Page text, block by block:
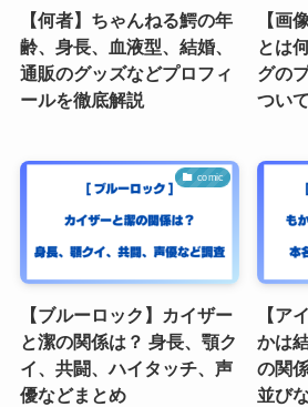
【何者】ちゃんねる鰐の年
齢、身長、血液型、結婚、
通販のグッズなどプロフィ
ールを徹底解説
【画
とは
グの
つい
comic
【ブルーロック】カイザー
と潔の関係は？ 身長、顎ク
イ、共闘、ハイタッチ、声
優などまとめ
【ア
かは
の関
並び